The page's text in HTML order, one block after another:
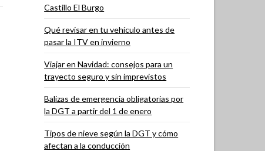
Castillo El Burgo
Qué revisar en tu vehículo antes de
pasar la ITV en invierno
Viajar en Navidad: consejos para un
trayecto seguro y sin imprevistos
Balizas de emergencia obligatorias por
la DGT a partir del 1 de enero
Tipos de nieve según la DGT y cómo
afectan a la conducción